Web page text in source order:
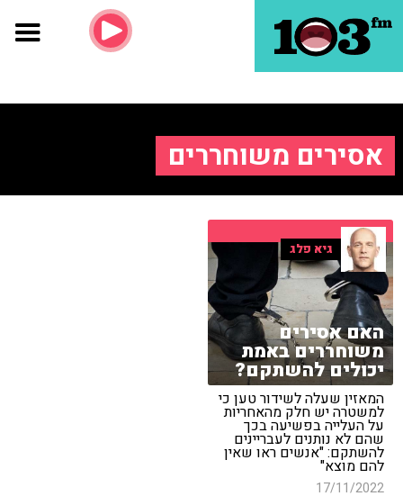
אסירים משוחררים
גיא פלג
האם אסירים
משוחררים באמת
יכולים להשתקם?
המאזין שעלה לשידור טען כי
למשטרה יש חלק מהאחריות
על העלייה בפשיעה בכך
שהם לא נותנים לעבריינים
להשתקם: "אנשים ראו שאין
להם מוצא"
17/11/2022